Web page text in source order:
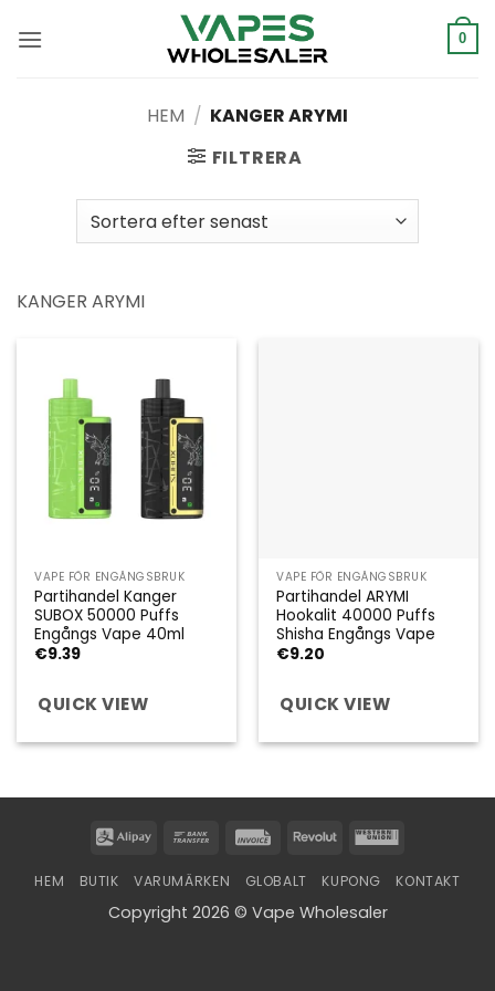
0
HEM / KANGER ARYMI
FILTRERA
KANGER ARYMI
VAPE FÖR ENGÅNGSBRUK
Partihandel Kanger
SUBOX 50000 Puffs
Engångs Vape 40ml
€9.39
QUICK VIEW
VAPE FÖR ENGÅNGSBRUK
Partihandel ARYMI
Hookalit 40000 Puffs
Shisha Engångs Vape
€9.20
QUICK VIEW
Alipay
Bank
Invoice RevolutWestern
HEM BUTIK VARUMÄRKEN GLOBALT KUPONG KONTAKT
Copyright 2026 © Vape Wholesaler